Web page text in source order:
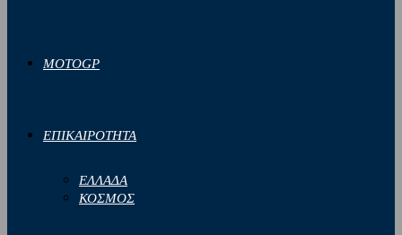
MOTOGP
ΕΠΙΚΑΙΡΟΤΗΤΑ
ΕΛΛΑΔΑ
ΚΟΣΜΟΣ